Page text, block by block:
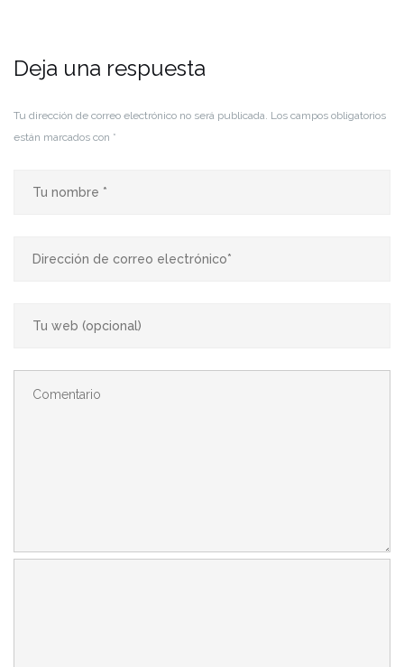
Deja una respuesta
Tu dirección de correo electrónico no será publicada. Los campos obligatorios
están marcados con *